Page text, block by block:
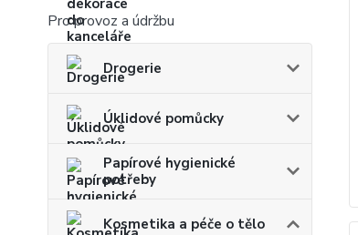
Pro provoz a údržbu
Drogerie
Úklidové pomůcky
Papírové hygienické
potřeby
Kosmetika a péče o tělo